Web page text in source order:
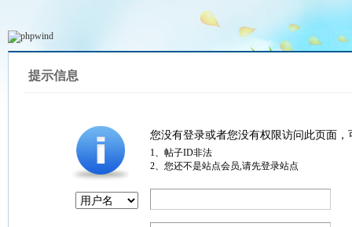
提示信息
您没有登录或者您没有权限访问此页面
1、帖子ID非法
2、您还不是站点会员,请先登录站点